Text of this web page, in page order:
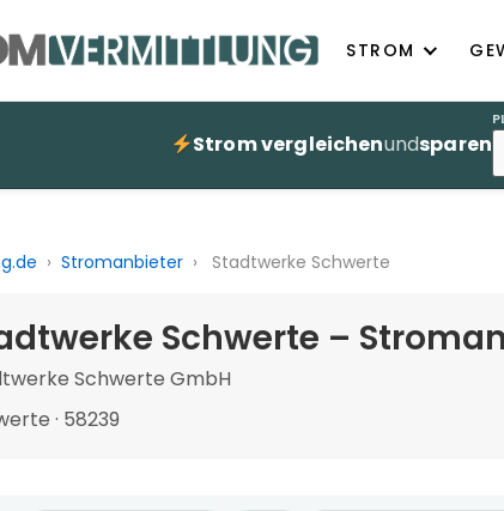
STROM
Strom vergleichenundsparen
› Stromanbieter › Stadtwerke Schwerte
Schwerte –
Schwerte GmbH
· 58239